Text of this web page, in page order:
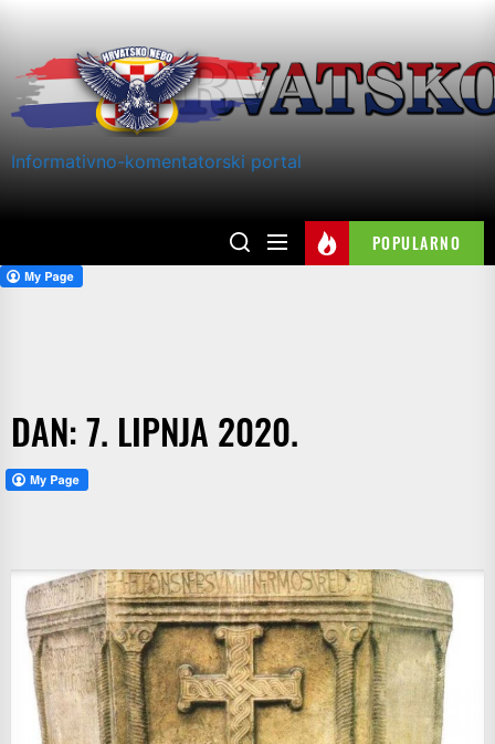
content
Informativno-komentatorski portal
POPULARNO
DAN:7. LIPNJA 2020.